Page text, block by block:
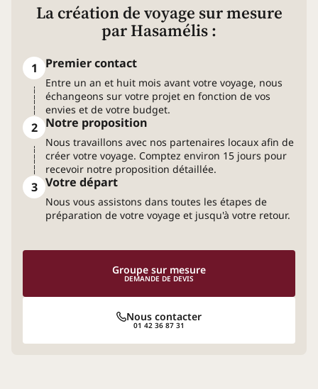
La création de voyage sur mesure
par Hasamélis :
1 Premier contact
Entre un an et huit mois avant votre voyage, nous
échangeons sur votre projet en fonction de vos
envies et de votre budget.
2 Notre proposition
Nous travaillons avec nos partenaires locaux afin de
créer votre voyage. Comptez environ 15 jours pour
recevoir notre proposition détaillée.
3 Votre départ
Nous vous assistons dans toutes les étapes de
préparation de votre voyage et jusqu'à votre retour.
Nous contacter
01 42 36 87 31
Groupe sur mesure
DEMANDE DE DEVIS